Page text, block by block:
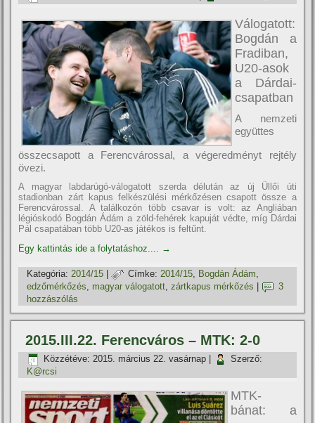
Válogatott:
Bogdán a
Fradiban,
U20-asok
a Dárdai-
csapatban
A nemzeti
együttes
összecsapott a Ferencvárossal, a végeredményt rejtély
övezi.
A magyar labdarúgó-válogatott szerda délután az új Üllői úti
stadionban zárt kapus felkészülési mérkőzésen csapott össze a
Ferencvárossal. A találkozón több csavar is volt: az Angliában
légióskodó Bogdán Ádám a zöld-fehérek kapuját védte, mí­g Dárdai
Pál csapatában több U20-as játékos is feltűnt.
Egy kattintás ide a folytatáshoz....
→
Kategória: 2014/15 Címke: 2014/15 Bogdán Ádám
edzőmérkőzés
magyar válogatott ,zártkapus mérkőzés
3
hozzászólás
2015.III.22. Ferencváros – MTK: 2-0
Közzétéve: 2015. március 22. vasárnap
Szerző:
K@rcsi
MTK-
bánat: a